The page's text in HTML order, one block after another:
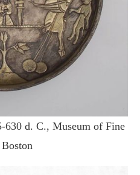
630 d. C., Museum of Fine